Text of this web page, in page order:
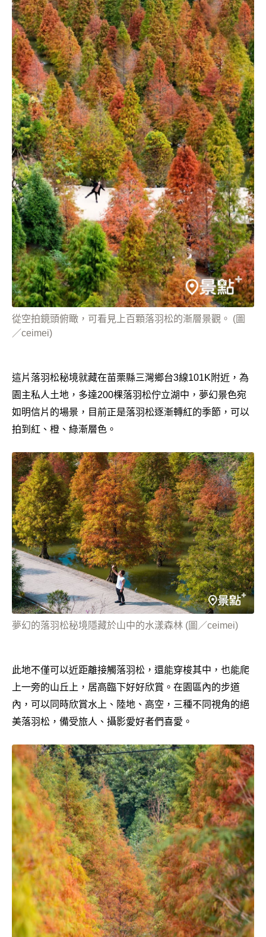
從空拍鏡頭俯瞰，可看見上百顆落羽松的漸層景觀。 (圖
／ceimei)
這片落羽松秘境就藏在苗栗縣三灣鄉台3線101K附近，為
園主私人土地，多達200棵落羽松佇立湖中，夢幻景色宛
如明信片的場景，目前正是落羽松逐漸轉紅的季節，可以
拍到紅、橙、綠漸層色。
夢幻的落羽松秘境隱藏於山中的水漾森林 (圖／ceimei)
此地不僅可以近距離接觸落羽松，還能穿梭其中，也能爬
上一旁的山丘上，居高臨下好好欣賞。在園區內的步道
內，可以同時欣賞水上、陸地、高空，三種不同視角的絕
美落羽松，備受旅人、攝影愛好者們喜愛。